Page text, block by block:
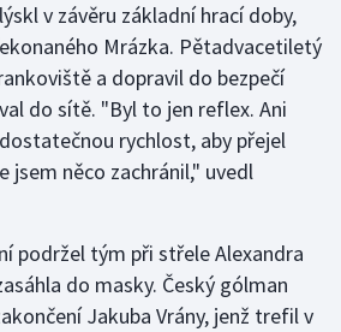
v závěru základní hrací doby,
Mrázka. Pětadvacetiletý
a dopravil do bezpečí
do sítě. "Byl to jen reflex. Ani
rychlost, aby přejel
jsem něco zachránil," uvedl
podržel tým při střele Alexandra
do masky. Český gólman
Jakuba Vrány, jenž trefil v